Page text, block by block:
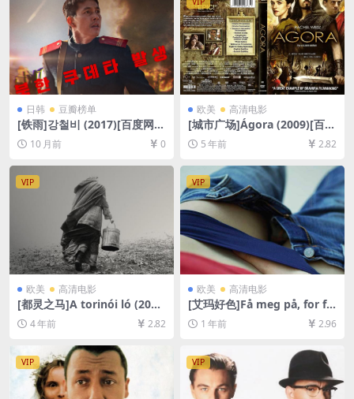
日韩 豆瓣榜单
[铁雨]강철비 (2017)[百度网盘
+夸克网盘1080P超清未删减
资源][网盘在线播放/下载][MP
10 月前 0
欧美 高清电影
[城市广场]Ágora (2009)[百度
网盘+迅雷云盘资源1080P超
清未删减][MP4/8.0GB][中英
5 年前 2.82
VIP
欧美 高清电影
[都灵之马]A torinói ló (201
1)[百度网盘+迅雷云盘资源10
80P超清未删减][MP4/7.3GB]
[中文字幕]
4 年前 2.82
VIP
欧美 高清电影
[艾玛好色]Få meg på, for fa
en (2011)[百度网盘+夸克网盘
1080P超清未删减资源][网盘
[中文字幕]
1 年前 2.96
VIP VIP